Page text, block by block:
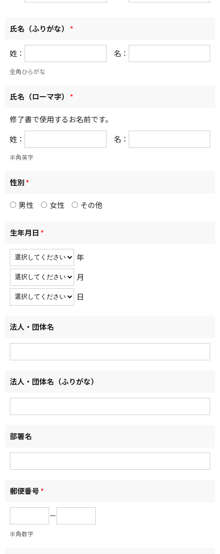
氏名（ふりがな） *
姓： 名：
全角ひらがな
氏名（ローマ字） *
修了書で使用するお名前です。
姓：
名：
半角英字
性別*
男性 女性 その他
生年月日 *
年
月
日
法人・団体名
法人・団体名（ふりがな）
部署名
郵便番号*
－
半角数字